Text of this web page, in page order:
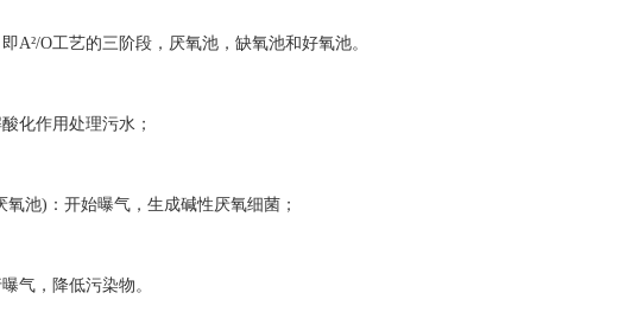
O工艺的三阶段，厌氧池，缺氧池和好氧池。
作用处理污水；
池)：开始曝气，生成碱性厌氧细菌；
，降低污染物。